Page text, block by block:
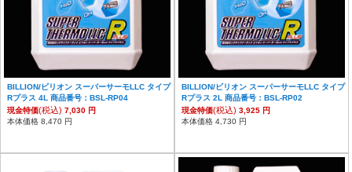
BILLION/ビリオン スーパーサーモLLC タイプ
Rプラス 4L 商品番号：BSL-RP04
現金特価(税込) 7,030 円
本体価格 8,470 円
BILLION/ビリオン スーパーサーモLLC タイプ
Rプラス 2L 商品番号：BSL-RP02
現金特価(税込) 3,925 円
本体価格 4,730 円